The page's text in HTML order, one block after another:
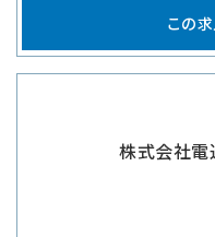
この
株式会社電